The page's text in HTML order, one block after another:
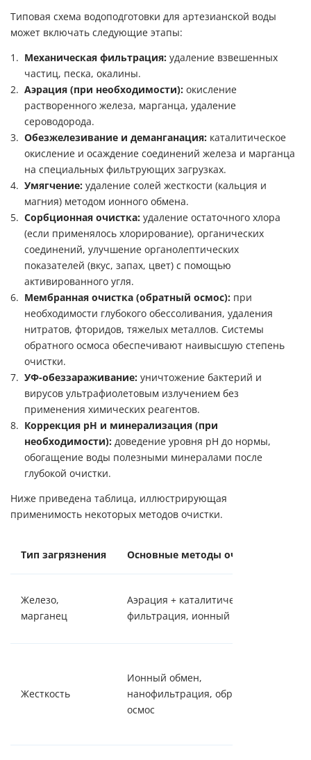
Типовая схема водоподготовки для артезианской воды
может включать следующие этапы:
Механическая фильтрация: удаление взвешенных
частиц, песка, окалины.
Аэрация (при необходимости): окисление
растворенного железа, марганца, удаление
сероводорода.
Обезжелезивание и деманганация: каталитическое
окисление и осаждение соединений железа и марганца
на специальных фильтрующих загрузках.
Умягчение: удаление солей жесткости (кальция и
магния) методом ионного обмена.
Сорбционная очистка: удаление остаточного хлора
(если применялось хлорирование), органических
соединений, улучшение органолептических
показателей (вкус, запах, цвет) с помощью
активированного угля.
Мембранная очистка (обратный осмос): при
необходимости глубокого обессоливания, удаления
нитратов, фторидов, тяжелых металлов. Системы
обратного осмоса обеспечивают наивысшую степень
очистки.
УФ-обеззараживание: уничтожение бактерий и
вирусов ультрафиолетовым излучением без
применения химических реагентов.
Коррекция pH и минерализация (при
необходимости): доведение уровня pH до нормы,
обогащение воды полезными минералами после
глубокой очистки.
Ниже приведена таблица, иллюстрирующая
применимость некоторых методов очистки.
Тип загрязнения Основные методы очистки
Железо,
марганец
Аэрация + каталитическая
фильтрация, ионный обмен
Жесткость
Ионный обмен,
нанофильтрация, обратный
осмос